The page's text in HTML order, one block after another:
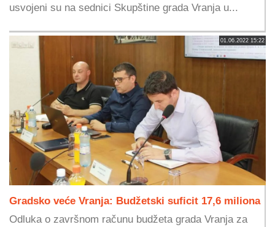
usvojeni su na sednici Skupštine grada Vranja u...
01.06.2022 15:22
Gradsko veće Vranja: Budžetski suficit 17,6 miliona
Odluka o završnom računu budžeta grada Vranja za